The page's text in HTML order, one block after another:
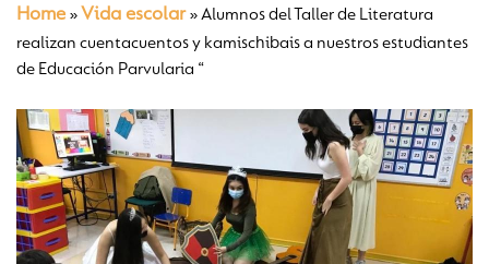
Home » Vida escolar»Alumnos del Taller de Literatura
realizan cuentacuentos y kamischibais a nuestros estudiantes
de Educación Parvularia “